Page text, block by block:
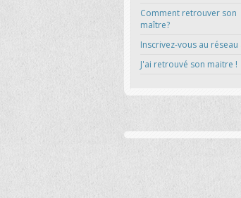
Comment retrouver son
maître?
Inscrivez-vous au réseau
J'ai retrouvé son maitre !